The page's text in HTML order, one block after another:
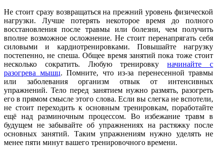
Не стоит сразу возвращаться на прежний уровень физической
нагрузки. Лучше потерять некоторое время до полного
восстановления после травмы или болезни, чем получить
вполне возможное осложнение. Не стоит перенапрягать себя
силовыми и кардиотренировками. Повышайте нагрузку
постепенно, не спеша. Общее время занятий пока тоже стоит
несколько сократить. Любую тренировкуначинайте с
разогрева мышц. Помните, что из-за перенесенной травмы
или заболевания организм отвык от интенсивных
упражнений. Тело перед занятием нужно размять, разогреть
его в прямом смысле этого слова. Если вы слегка не вспотели,
не стоит переходить к основным тренировкам, поработайте
ещё над разминочным процессом. Во избежание травм в
будущем не забывайте об упражнениях на растяжку после
основных занятий. Таким упражнениям нужно уделять не
менее пяти минут вашего тренировочного времени.